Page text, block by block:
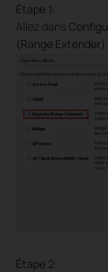
Étape 1:
Allez dans
(Range Extender)
Étape 2: